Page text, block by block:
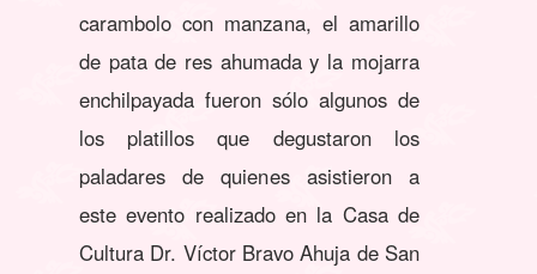
carambolo con manzana, el amarillo
de pata de res ahumada y la mojarra
enchilpayada fueron sólo algunos de
los platillos que degustaron los
paladares de quienes asistieron a
este evento realizado en la Casa de
Cultura Dr. Víctor Bravo Ahuja de San